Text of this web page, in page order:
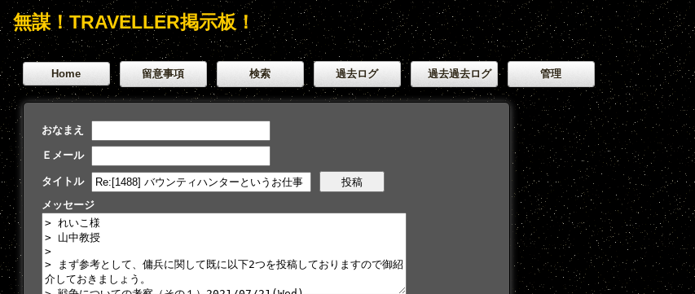
無謀！TRAVELLER掲示板！
Home 留意事項 検索 過去ログ 過去過去ログ 管理
おなまえ
Ｅメール
タイトル
メッセージ